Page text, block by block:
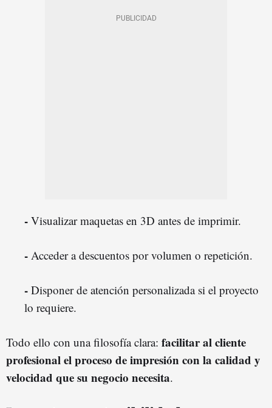
- Visualizar maquetas en 3D antes de imprimir.
- Acceder a descuentos por volumen o repetición.
- Disponer de atención personalizada si el proyecto
lo requiere.
Todo ello con una filosofía clara: facilitar al cliente
profesional el proceso de impresión con la calidad y
velocidad que su negocio necesita.